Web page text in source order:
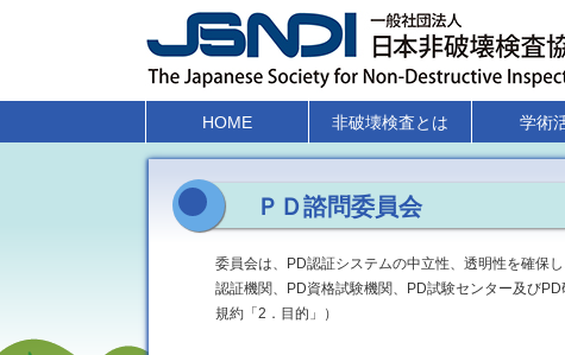
HOME 非破壊検査とは 学術
ＰＤ諮問委員会
委員会は、PD認証システムの中立性、透明性を確保
認証機関、PD資格試験機関、PD試験センター及び
規約「2．目的」）